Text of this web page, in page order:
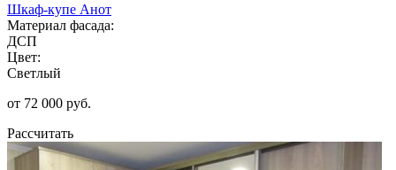
Шкаф-купе Анот
Материал фасада:
ДСП
Цвет:
Светлый
от 72 000 руб.
Рассчитать